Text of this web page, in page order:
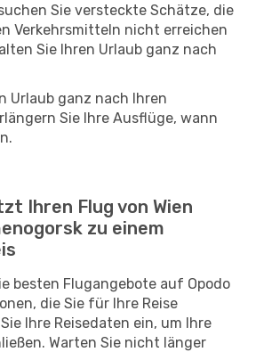
Sie versteckte Schätze, die
Verkehrsmitteln nicht erreichen
Sie Ihren Urlaub ganz nach
Urlaub ganz nach Ihren
Sie Ihre Ausflüge, wann
Ihren Flug von Wien
zu einem
besten Flugangebote auf Opodo
die Sie für Ihre Reise
Ihre Reisedaten ein, um Ihre
Warten Sie nicht länger